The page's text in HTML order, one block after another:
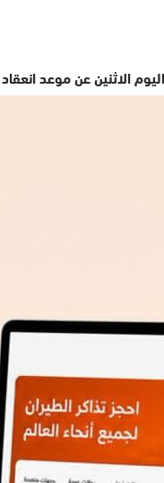
الاثنين عن موعد